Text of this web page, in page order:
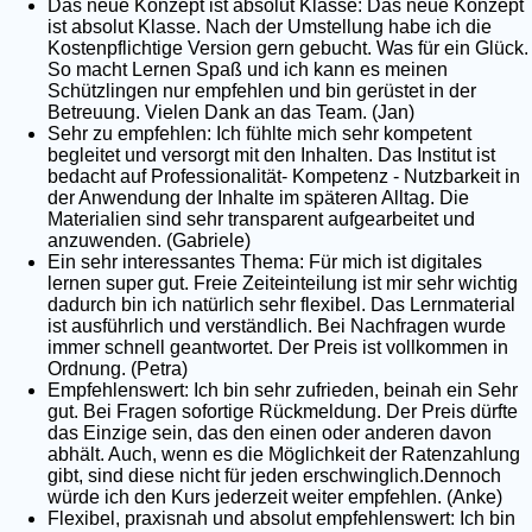
Das neue Konzept ist absolut Klasse: Das neue Konzept
ist absolut Klasse. Nach der Umstellung habe ich die
Kostenpflichtige Version gern gebucht. Was für ein Glück.
So macht Lernen Spaß und ich kann es meinen
Schützlingen nur empfehlen und bin gerüstet in der
Betreuung. Vielen Dank an das Team. (Jan)
Sehr zu empfehlen: Ich fühlte mich sehr kompetent
begleitet und versorgt mit den Inhalten. Das Institut ist
bedacht auf Professionalität- Kompetenz - Nutzbarkeit in
der Anwendung der Inhalte im späteren Alltag. Die
Materialien sind sehr transparent aufgearbeitet und
anzuwenden. (Gabriele)
Ein sehr interessantes Thema: Für mich ist digitales
lernen super gut. Freie Zeiteinteilung ist mir sehr wichtig
dadurch bin ich natürlich sehr flexibel. Das Lernmaterial
ist ausführlich und verständlich. Bei Nachfragen wurde
immer schnell geantwortet. Der Preis ist vollkommen in
Ordnung. (Petra)
Empfehlenswert: Ich bin sehr zufrieden, beinah ein Sehr
gut. Bei Fragen sofortige Rückmeldung. Der Preis dürfte
das Einzige sein, das den einen oder anderen davon
abhält. Auch, wenn es die Möglichkeit der Ratenzahlung
gibt, sind diese nicht für jeden erschwinglich.Dennoch
würde ich den Kurs jederzeit weiter empfehlen. (Anke)
Flexibel, praxisnah und absolut empfehlenswert: Ich bin